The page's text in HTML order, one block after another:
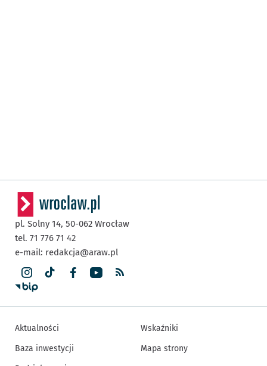
pl. Solny 14, 50-062 Wrocław
tel. 71 776 71 42
e-mail: redakcja@araw.pl
Aktualności
Baza inwestycji
Wskaźniki
Mapa strony